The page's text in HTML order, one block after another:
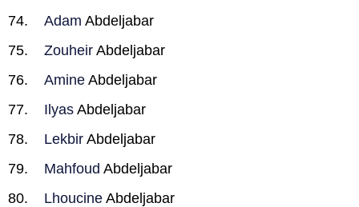
Adam Abdeljabar
Zouheir Abdeljabar
Amine Abdeljabar
Ilyas Abdeljabar
Lekbir Abdeljabar
Mahfoud Abdeljabar
Lhoucine Abdeljabar